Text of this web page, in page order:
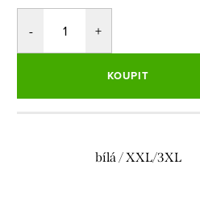
KOUPIT
bílá / XXL/3XL